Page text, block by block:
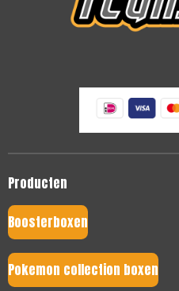
Producten
Boosterboxen
Pokemon collection boxen